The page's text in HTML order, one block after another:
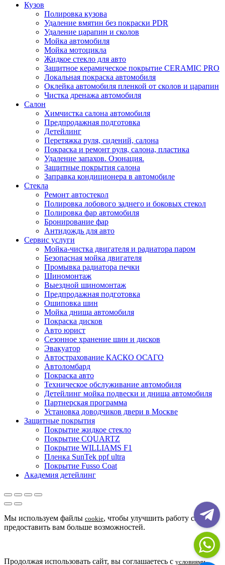
Кузов
Полировка кузова
Удаление вмятин без покраски PDR
Удаление царапин и сколов
Мойка автомобиля
Мойка мотоцикла
Жидкое стекло для авто
Защитное керамическое покрытие CERAMIC PRO
Локальная покраска автомобиля
Оклейка автомобиля пленкой от сколов и царапин
Чистка дренажа автомобиля
Салон
Химчистка салона автомобиля
Предпродажная подготовка
Детейлинг
Перетяжка руля, сидений, салона
Покраска и ремонт руля, салона, пластика
Удаление запахов. Озонация.
Защитные покрытия салона
Заправка кондиционера в автомобиле
Стекла
Ремонт автостекол
Полировка лобового заднего и боковых стекол
Полировка фар автомобиля
Бронирование фар
Антидождь для авто
Сервис услуги
Мойка-чистка двигателя и радиатора паром
Безопасная мойка двигателя
Промывка радиатора печки
Шиномонтаж
Выездной шиномонтаж
Предпродажная подготовка
Ошиповка шин
Мойка днища автомобиля
Покраска дисков
Авто юрист
Сезонное хранение шин и дисков
Эвакуатор
Автострахование КАСКО ОСАГО
Автоломбард
Покраска авто
Техническое обслуживание автомобиля
Детейлинг мойка подвески и днища автомобиля
Партнерская программа
Установка доводчиков двери в Москве
Защитные покрытия
Покрытие жидкое стекло
Покрытие CQUARTZ
Покрытие WILLIAMS F1
Пленка SunTek ppf ultra
Покрытие Fusso Coat
Академия детейлинг
Мы используем файлы cookie, чтобы улучшить работу сайта и
предоставить вам больше возможностей.
Продолжая использовать сайт, вы соглашаетесь с условиями